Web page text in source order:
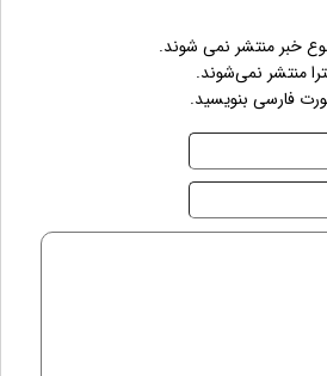
خبر منتشر نمی شوند.
منتشر نمی‌شوند.
فارسی بنویسید.